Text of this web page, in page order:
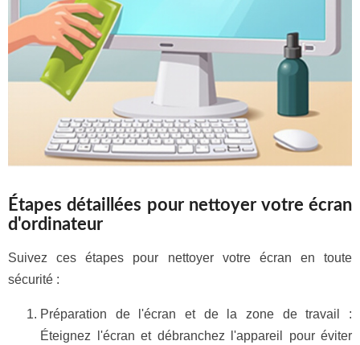
Étapes détaillées pour nettoyer votre écran
d'ordinateur
Suivez ces étapes pour nettoyer votre écran en toute
sécurité :
Préparation de l'écran et de la zone de travail :
Éteignez l'écran et débranchez l'appareil pour éviter